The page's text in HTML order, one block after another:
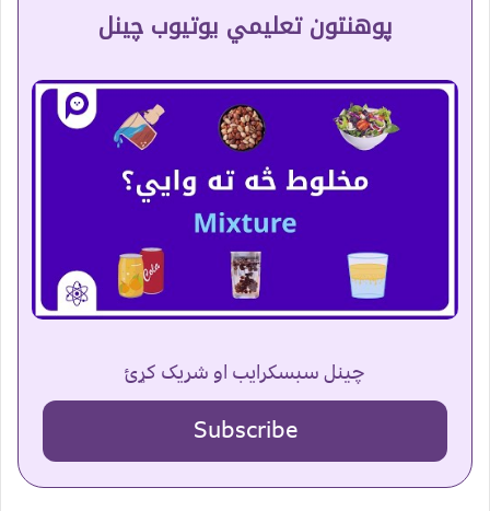
پوهنتون تعلیمي یوتیوب چینل
چینل سبسکرایب او شریک کړئ
Subscribe